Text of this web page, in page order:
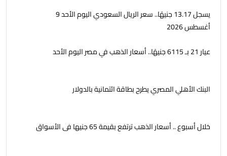
يسجل 13.17 جنيهًا.. سعر الريال السعودي اليوم الأحد 9
أغسطس 2026
عيار 21 بـ 6115 جنيهًا.. أسعار الذهب في مصر اليوم الأحد
البنك الأهلي المصري يطرح بطاقة ائتمانية بالدولار
خلال أسبوع .. أسعار الذهب ترتفع بقيمة 65 جنيها فى الأسواق